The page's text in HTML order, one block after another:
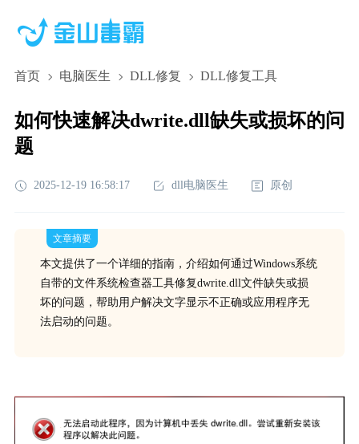
首页 电脑医生 DLL修复 DLL修复工具
如何快速解决dwrite.dll缺失或损坏的问
题
2025-12-19 16:58:17 dll电脑医生 原创
文章摘要
本文提供了一个详细的指南，介绍如何通过Windows系统
自带的文件系统检查器工具修复dwrite.dll文件缺失或损
坏的问题，帮助用户解决文字显示不正确或应用程序无
法启动的问题。